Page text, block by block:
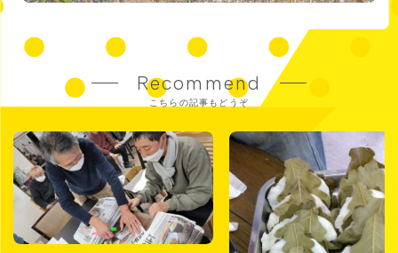
Recommend
こちらの記事もどうぞ